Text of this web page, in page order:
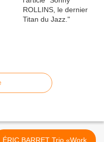
ÉRIC BARRET Trio «Work